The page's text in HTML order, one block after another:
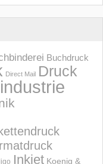
Buchdruck
Direct Mail Druck
Inkjet Koenig &